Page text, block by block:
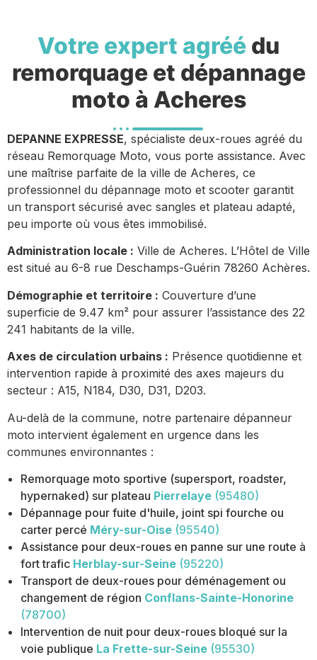
Votre expert agréé du
remorquage et dépannage
moto à Acheres
DEPANNE EXPRESSE, spécialiste deux-roues agréé du
réseau Remorquage Moto, vous porte assistance. Avec
une maîtrise parfaite de la ville de Acheres, ce
professionnel du dépannage moto et scooter garantit
un transport sécurisé avec sangles et plateau adapté,
peu importe où vous êtes immobilisé.
Administration locale : Ville de Acheres. L’Hôtel de Ville
est situé au 6-8 rue Deschamps-Guérin 78260 Achères.
Démographie et territoire : Couverture d’une
superficie de 9.47 km² pour assurer l’assistance des 22
241 habitants de la ville.
Axes de circulation urbains : Présence quotidienne et
intervention rapide à proximité des axes majeurs du
secteur : A15, N184, D30, D31, D203.
Au-delà de la commune, notre partenaire dépanneur
moto intervient également en urgence dans les
communes environnantes :
Remorquage moto sportive (supersport, roadster,
hypernaked) sur plateau Pierrelaye (95480)
Dépannage pour fuite d'huile, joint spi fourche ou
carter percé Méry-sur-Oise (95540)
Assistance pour deux-roues en panne sur une route à
fort trafic Herblay-sur-Seine (95220)
Transport de deux-roues pour déménagement ou
changement de région Conflans-Sainte-Honorine
(78700)
Intervention de nuit pour deux-roues bloqué sur la
voie publique La Frette-sur-Seine (95530)